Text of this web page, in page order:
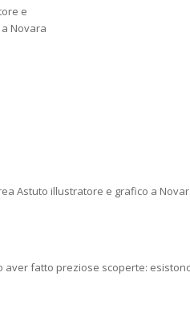
aver fatto preziose scoperte: